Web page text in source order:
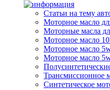
Статьи на тему
Моторное масло
Моторные масла
Моторное масло
Моторное масло
Моторное масло
Трансмиссионное
Синтетическое